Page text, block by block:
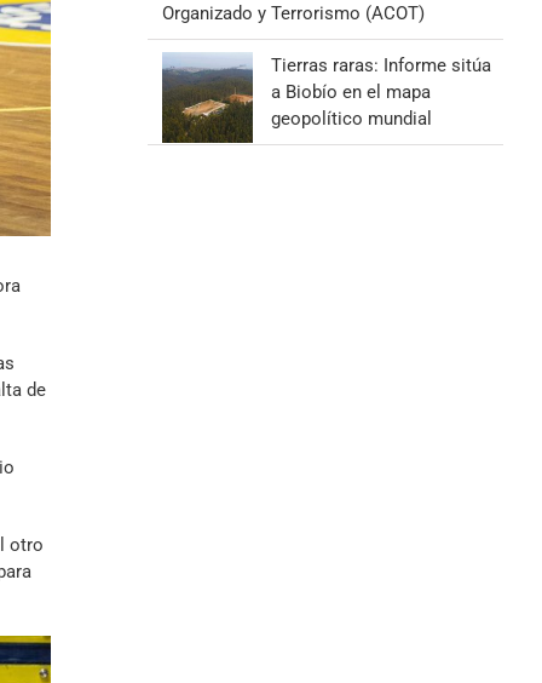
de
otro
Organizado y Terrorismo (ACOT)
Tierras raras: Informe sitúa
a Biobío en el mapa
geopolítico mundial